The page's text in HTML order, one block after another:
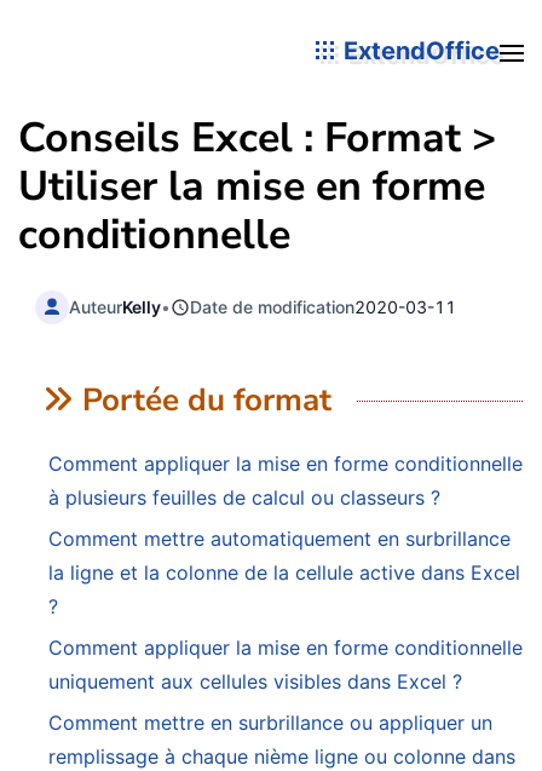
ExtendOffice
Conseils Excel : Format >
Utiliser la mise en forme
conditionnelle
AuteurKelly• Date de modification2020-03-11
Portée du format
Comment appliquer la mise en forme conditionnelle
à plusieurs feuilles de calcul ou classeurs ?
Comment mettre automatiquement en surbrillance
la ligne et la colonne de la cellule active dans Excel
?
Comment appliquer la mise en forme conditionnelle
uniquement aux cellules visibles dans Excel ?
Comment mettre en surbrillance ou appliquer un
remplissage à chaque nième ligne ou colonne dans